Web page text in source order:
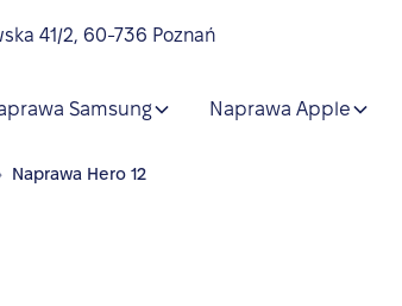
41/2, 60-736 Poznań
Samsung Naprawa Apple
Naprawa Hero 12